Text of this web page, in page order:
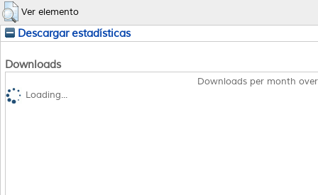
Ver elemento
Descargar estadísticas
Downloads
Downloads per month
Loading...